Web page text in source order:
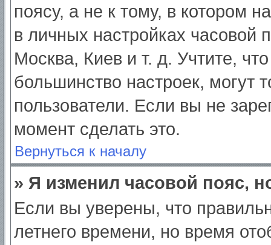
поясу, а не к тому, в котором
в личных настройках часовой
Москва, Киев и т. д. Учтите,
большинство настроек, могут
пользователи. Если вы не
момент сделать это.
Вернуться к началу
» Я изменил часовой пояс,
Если вы уверены, что
летнего времени, но время